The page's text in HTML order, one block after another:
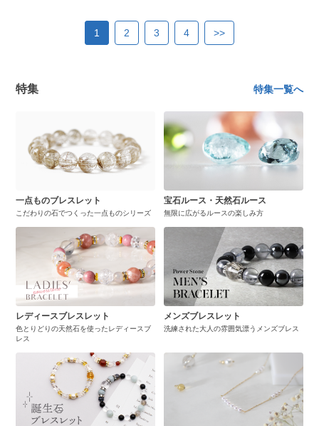
1 2 3 4 >>
特集 特集一覧へ
一点ものブレスレット
こだわりの石でつくった一点ものシリーズ
宝石ルース・天然石ルース
無限に広がるルースの楽しみ方
レディースブレスレット
色とりどりの天然石を使ったレディースブ
レス
メンズブレスレット
洗練された大人の雰囲気漂うメンズブレス